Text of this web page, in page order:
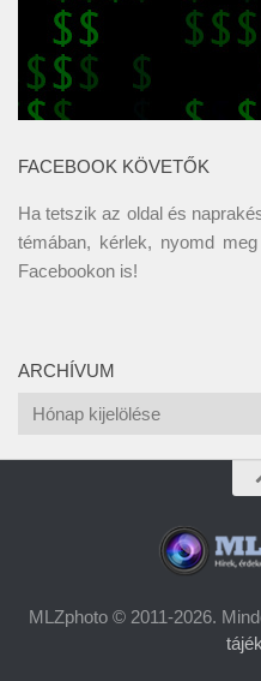
FACEBOOK KÖVETŐK
Ha tetszik az oldal és
témában, kérlek, nyomd
Facebookon is!
ARCHÍVUM
Archívum
MLZphoto © 2011-2026.